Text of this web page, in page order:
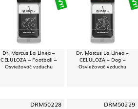
Dr. Marcus La Linea –
CELULOZA – Football –
Osviežovač vzduchu
Dr. Marcus La Linea –
CELULOZA – Dog –
Osviežovač vzduchu
DRM50228 DRM50229